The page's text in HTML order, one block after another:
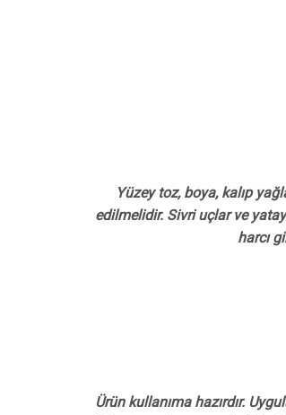
Yüzey toz, boya, kalıp
edilmelidir. Sivri uçlar ve
harcı
Ürün kullanıma hazırdır.